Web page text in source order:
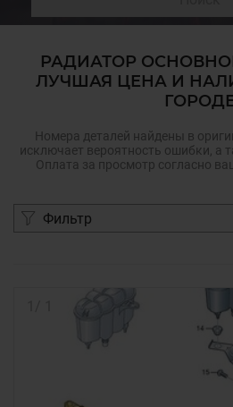
РАДИАТОР
ЛУЧШАЯ ЦЕНА И
Номера деталей найдены в
исключает вероятность ошибки, а
Оплата за просмотр согласно
Фильтр